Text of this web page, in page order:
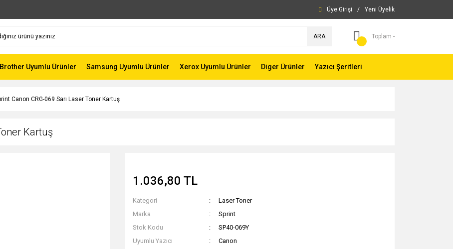
Üye Girişi / Yeni Üyelik
ARA Toplam -
Brother Uyumlu Ürünler Samsung Uyumlu Ürünler Xerox Uyumlu Ürünler Diger Ürünler Yazıcı Şeritleri
Canon CRG-069 Sarı Laser Toner Kartuş
Kartuş
1.036,80 TL
Kategori
Laser Toner
Marka
Sprint
Stok Kodu
SP40-069Y
Uyumlu Yazıcı
Canon